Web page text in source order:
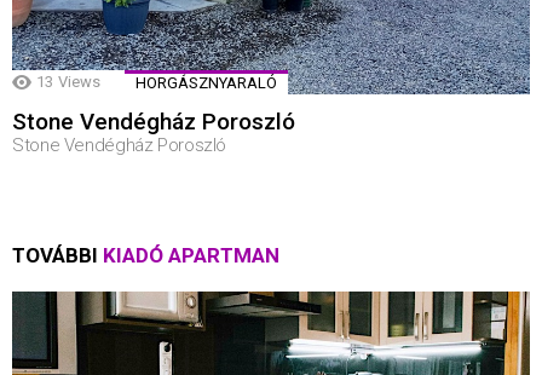
13 Views HORGÁSZNYARALÓ
Stone Vendégház Poroszló
Stone Vendégház Poroszló
TOVÁBBI KIADÓ APARTMAN